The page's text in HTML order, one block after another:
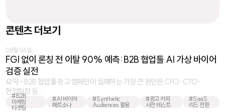
콘텐츠 더보기
08월 06일
FGI 없이 론칭 전 이탈 90% 예측: B2B 협업툴 AI 가상 바이어
검증 실전
요약 - B2B 협업툴 광고 캠페인이 실패하는 가장 큰 원인은 CFO·CTO·
현업팀장 등 ...
#B2B
마케팅
타겟팅
#AI 바이어
페르소나
#Synthetic
Audiences 활용
#광고 카피
사전 테스트
#SaaS
리드 전환